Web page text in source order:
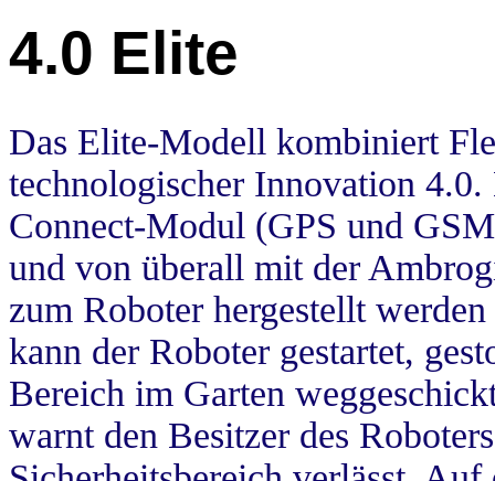
4.0 Elite
Das Elite-Modell kombiniert
technologischer Innovation
Connect-Modul (GPS und
und von überall mit der
zum Roboter hergestellt
kann der Roboter gestartet,
Bereich im Garten
warnt den Besitzer des